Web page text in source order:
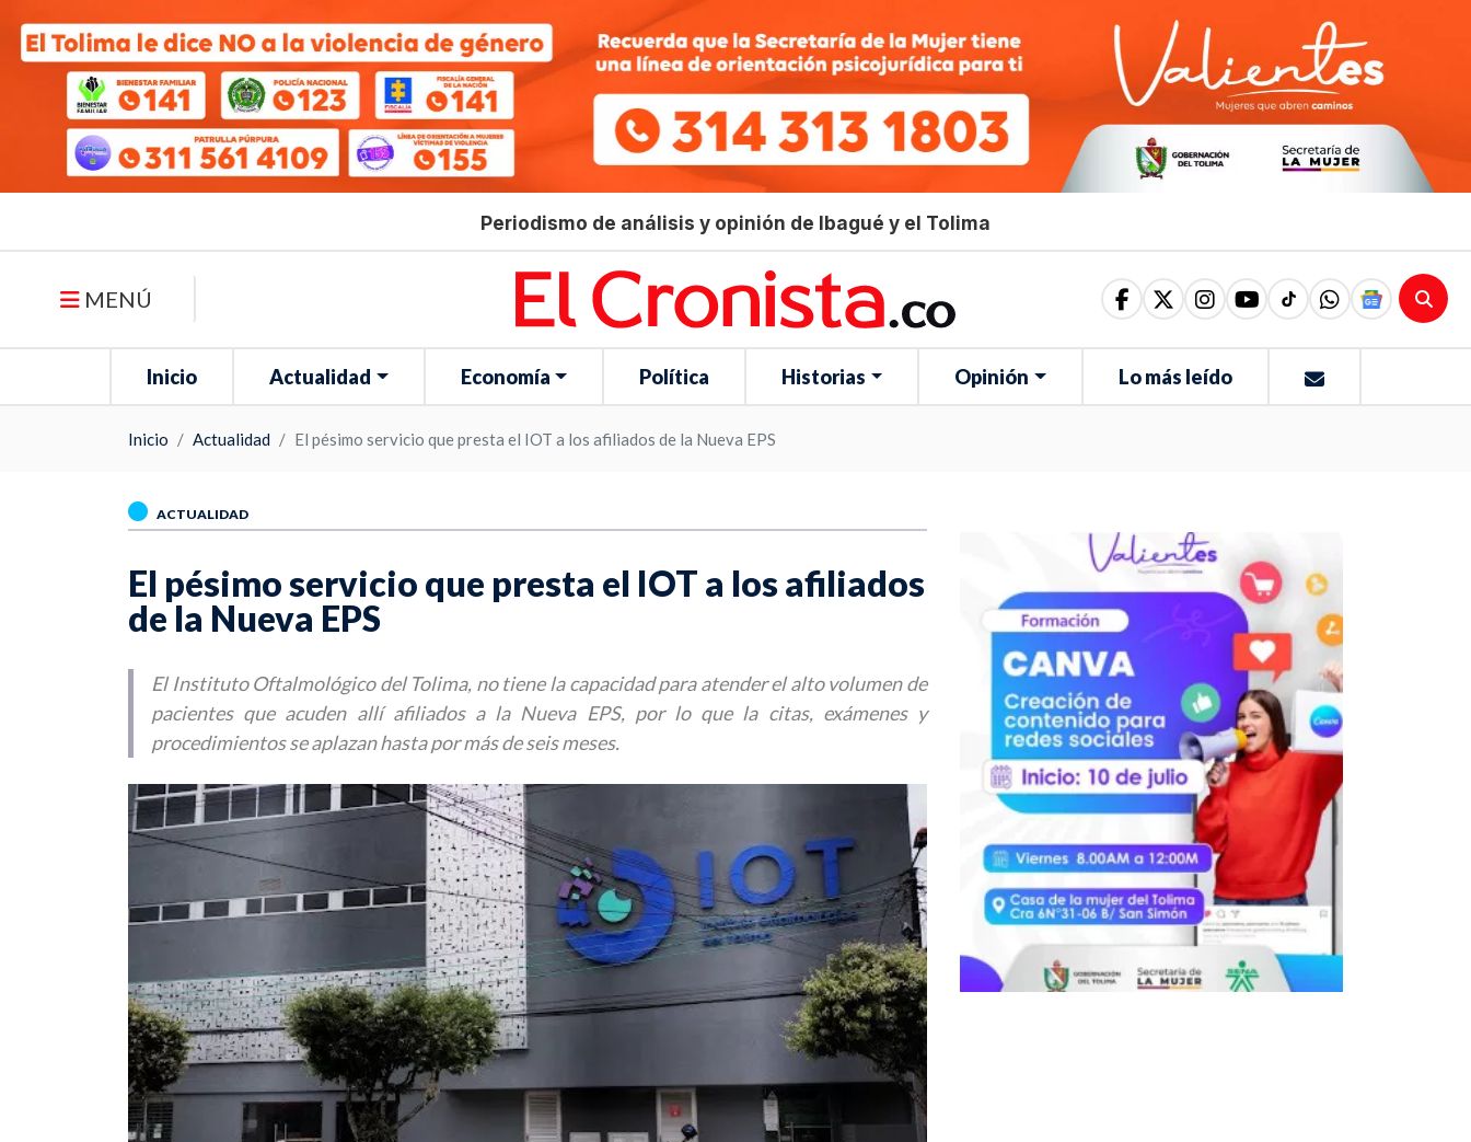
Periodismo de análisis y opinión de Ibagué y el Tolima
MENÚ
Inicio Actualidad Economía Política Historias Opinión Lo más leído
Inicio Actualidad El pésimo servicio que presta el IOT a los afiliados de la Nueva EPS
ACTUALIDAD
El pésimo servicio que presta el IOT a los afiliados
de la Nueva EPS
El Instituto Oftalmológico del Tolima, no tiene la capacidad para atender el alto volumen de
pacientes que acuden allí afiliados a la Nueva EPS, por lo que la citas, exámenes y
procedimientos se aplazan hasta por más de seis meses.